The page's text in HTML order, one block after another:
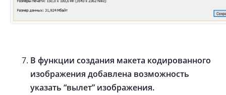
В функции создания макета кодированного
изображения добавлена возможность
указать “вылет” изображения.